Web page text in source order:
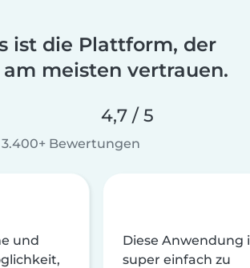
ist die Plattform, der
meisten vertrauen.
4,7 / 5
3.400+ Bewertungen
und
Diese Anwendung
super einfach zu